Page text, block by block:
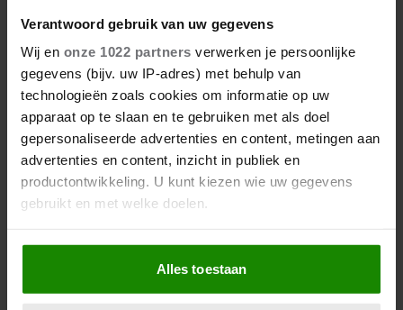
Verantwoord gebruik van uw gegevens
Wij en onze 1022 partners verwerken je persoonlijke
gegevens (bijv. uw IP-adres) met behulp van
technologieën zoals cookies om informatie op uw
apparaat op te slaan en te gebruiken met als doel
gepersonaliseerde advertenties en content, metingen aan
advertenties en content, inzicht in publiek en
productontwikkeling. U kunt kiezen wie uw gegevens
gebruikt en met welke doelen.
Als u het toestaat, willen we ook graag:
Informatie verzamelen over uw geografische
locatie, die tot een paar meter nauwkeurig kan zijn
Alles toestaan
ZO VIERT DE KONINKLIJKE
FAMILIE KONINGSDAG DIT JAAR
IN FRIESLAND